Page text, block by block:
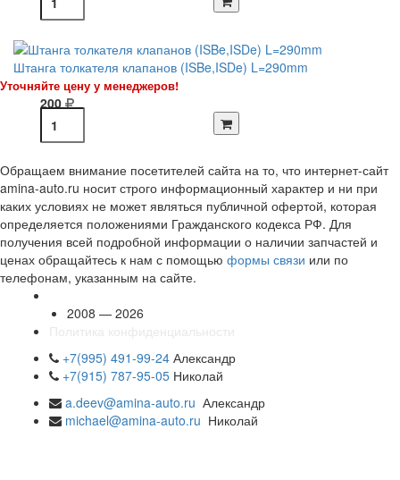
Штанга толкателя клапанов (ISBe,ISDe) L=290mm
Уточняйте цену у менеджеров!
200
Обращаем внимание посетителей сайта на то, что интернет-сайт
amina-auto.ru носит строго информационный характер и ни при
каких условиях не может являться публичной офертой, которая
определяется положениями Гражданского кодекса РФ. Для
получения всей подробной информации о наличии запчастей и
ценах обращайтесь к нам с помощью формы связи или по
телефонам, указанным на сайте.
2008 — 2026
+7(995) 491-99-24 Александр
+7(915) 787-95-05 Николай
a.deev@amina-auto.ru Александр
michael@amina-auto.ru Николай